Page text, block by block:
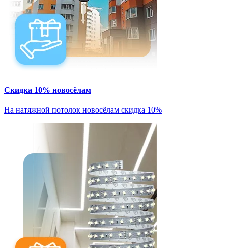
Скидка 10% новосёлам
На натяжной потолок новосёлам скидка 10%